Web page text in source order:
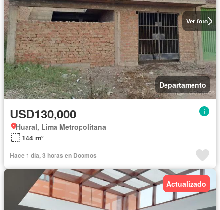
Ver foto
Departamento
USD130,000
Huaral, Lima Metropolitana
144 m²
Hace 1 día, 3 horas en Doomos
Actualizado